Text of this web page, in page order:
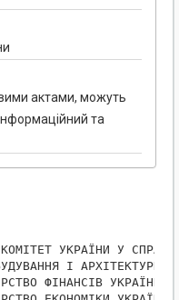
актами, можуть
та
УКРАЇНИ У
І АРХІТЕКТУРИ
ФІНАНСІВ УКРАЇНИ